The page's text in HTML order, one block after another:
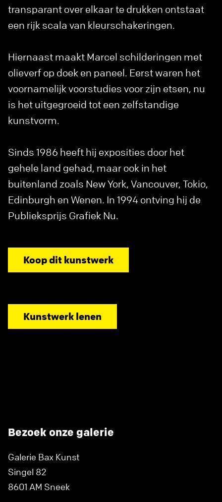
transparant over elkaar te drukken ontstaat
een rijk scala van kleurschakeringen.
Hiernaast maakt Marcel schilderingen met
olieverf op doek en paneel. Eerst waren het
voornamelijk voorstudies voor zijn etsen, nu
is het uitgegroeid tot een zelfstandige
kunstvorm.
Sinds 1986 heeft hij exposities door het
gehele land gehad, maar ook in het
buitenland zoals New York, Vancouver, Tokio,
Edinburgh en Wenen. In 1994 ontving hij de
Publieksprijs Grafiek Nu.
Koop dit kunstwerk
Kunstwerk lenen
Bezoek onze galerie
Galerie Bax Kunst
Singel 82
8601 AM Sneek